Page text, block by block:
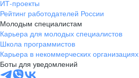
помещение 21
+7 383 207-94-64
pr@nsk.hh.ru
Минск
пр-т Дзержинского, д. 57,
ИТ-проекты
Рейтинг работодателей России
Молодым специалистам
Карьера для молодых специалистов
Школа программистов
Карьера в некоммерческих организациях
Боты для уведомлений